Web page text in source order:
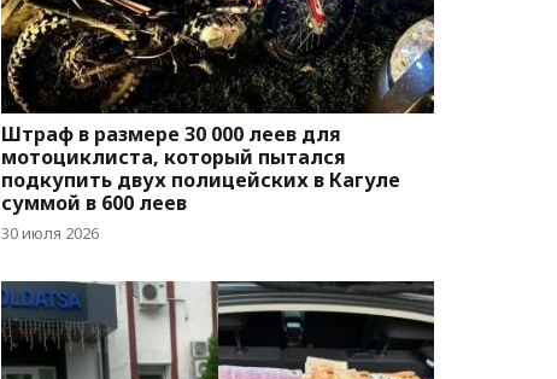
Штраф в размере 30 000 леев для
мотоциклиста, который пытался
подкупить двух полицейских в Кагуле
суммой в 600 леев
30 июля 2026